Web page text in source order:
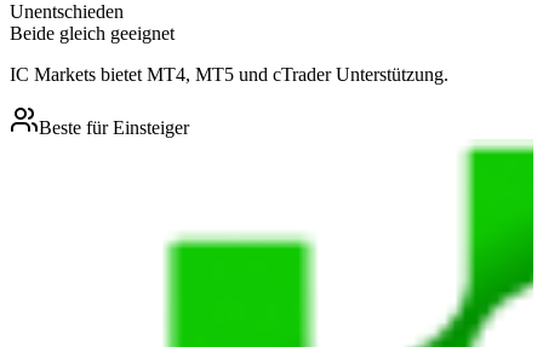
Unentschieden
Beide gleich geeignet
IC Markets bietet MT4, MT5 und cTrader Unterstützung.
Beste für Einsteiger